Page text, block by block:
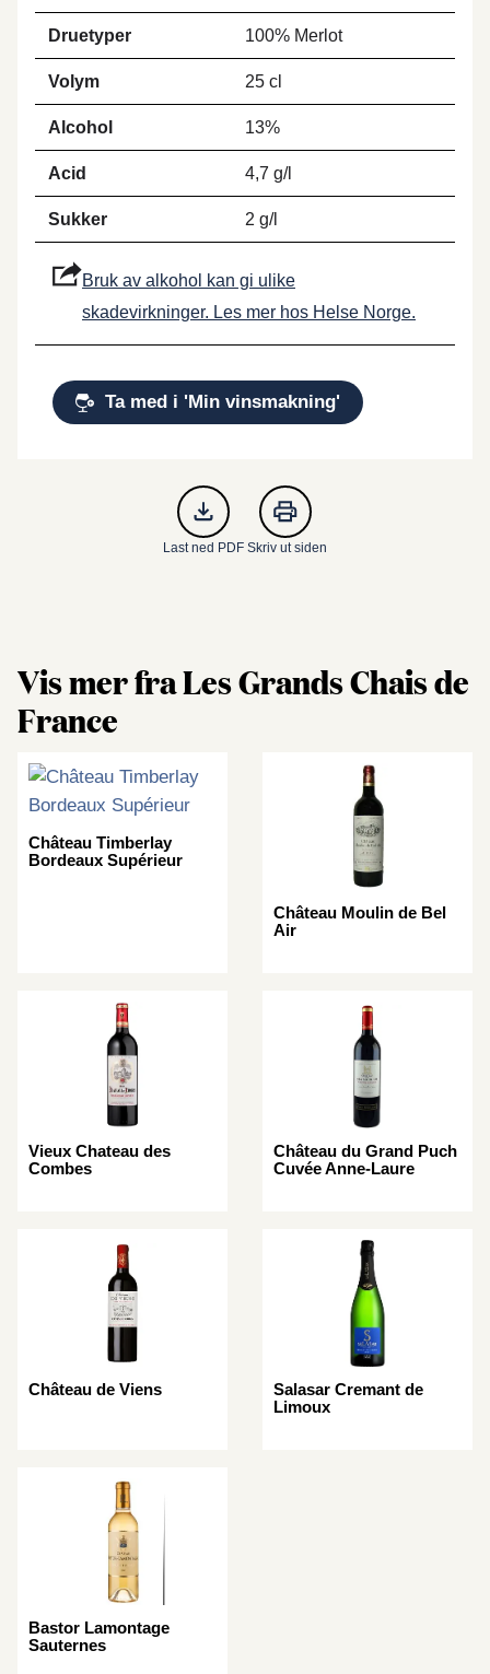
Druetyper 100% Merlot
Volym 25 cl
Alcohol 13%
Acid 4,7 g/l
Sukker 2 g/l
Bruk av alkohol kan gi ulike
skadevirkninger. Les mer hos Helse Norge.
Ta med i 'Min vinsmakning'
Last ned PDF Skriv ut siden
Vis mer fra Les Grands Chais de
France
Château Timberlay
Bordeaux Supérieur
Château Moulin de Bel
Air
Vieux Chateau des
Combes
Château du Grand Puch
Cuvée Anne-Laure
Château de Viens
Salasar Cremant de
Limoux
Bastor Lamontage
Sauternes